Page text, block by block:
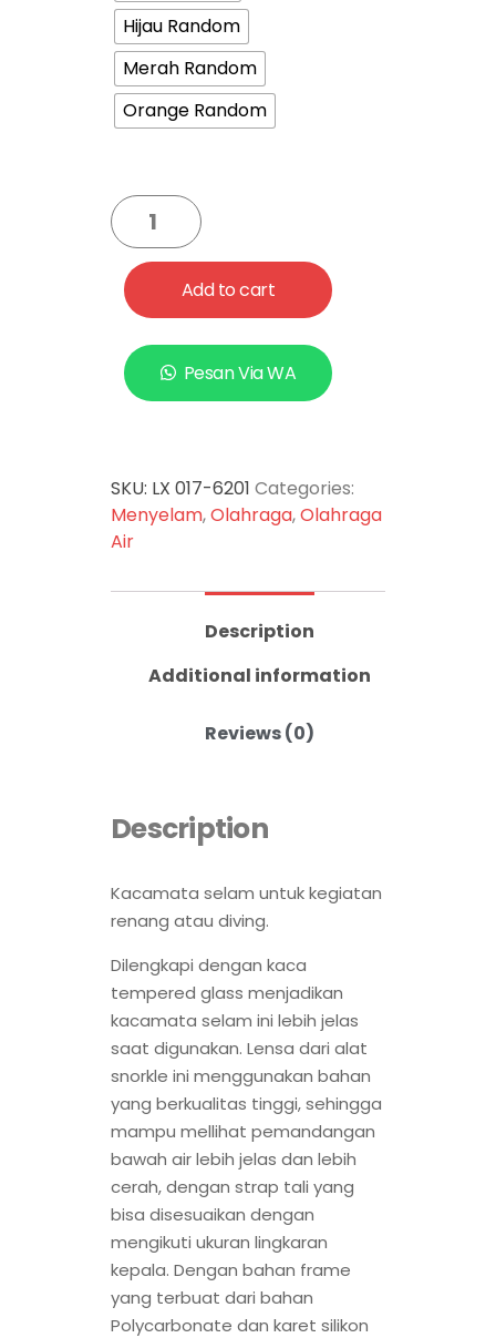
Hijau Random
Merah Random
Orange Random
Add to cart
Pesan Via WA
SKU: LX 017-6201 Categories:
Menyelam,Olahraga,Olahraga
Air
Description
Additional information
Reviews (0)
Description
Kacamata selam untuk kegiatan
renang atau diving.
Dilengkapi dengan kaca
tempered glass menjadikan
kacamata selam ini lebih jelas
saat digunakan. Lensa dari alat
snorkle ini menggunakan bahan
yang berkualitas tinggi, sehingga
mampu mellihat pemandangan
bawah air lebih jelas dan lebih
cerah, dengan strap tali yang
bisa disesuaikan dengan
mengikuti ukuran lingkaran
kepala. Dengan bahan frame
yang terbuat dari bahan
Polycarbonate dan karet silikon